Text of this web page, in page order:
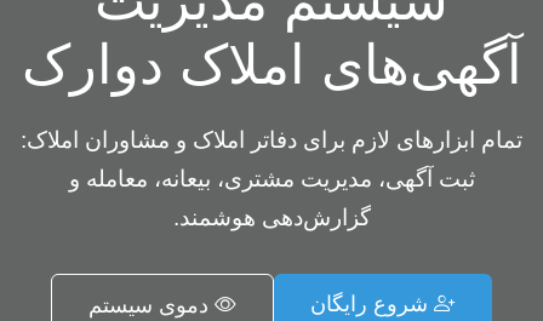
آگهی‌های املاک دوارک
تمام ابزارهای لازم برای دفاتر املاک و مشاوران املاک:
ثبت آگهی، مدیریت مشتری، بیعانه، معامله و
گزارش‌دهی هوشمند.
شروع رایگان دموی سیستم